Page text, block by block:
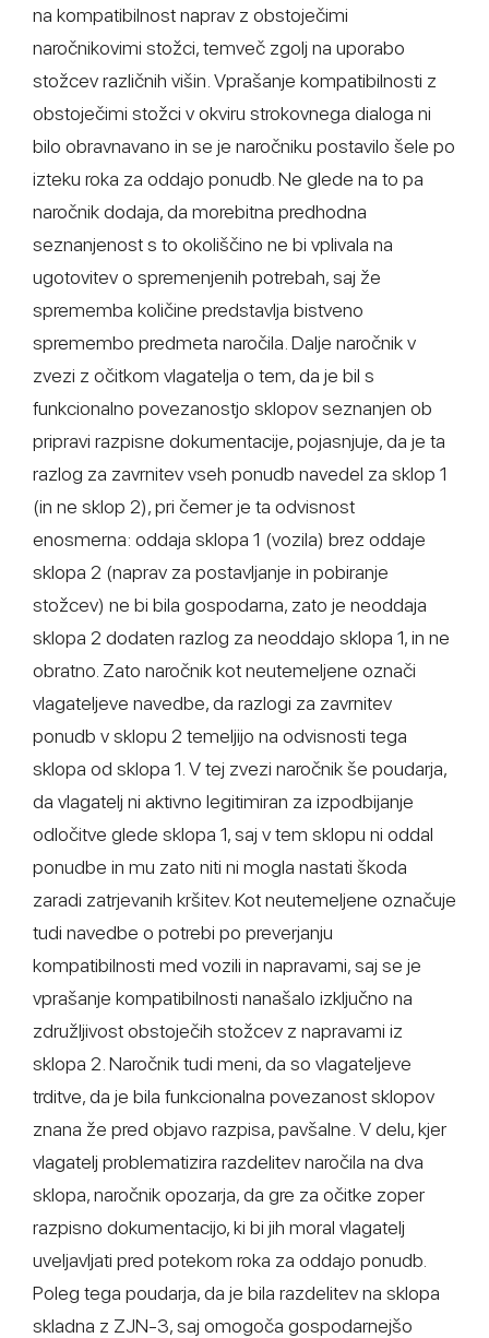
na kompatibilnost naprav z obstoječimi
naročnikovimi stožci, temveč zgolj na uporabo
stožcev različnih višin. Vprašanje kompatibilnosti z
obstoječimi stožci v okviru strokovnega dialoga ni
bilo obravnavano in se je naročniku postavilo šele po
izteku roka za oddajo ponudb. Ne glede na to pa
naročnik dodaja, da morebitna predhodna
seznanjenost s to okoliščino ne bi vplivala na
ugotovitev o spremenjenih potrebah, saj že
sprememba količine predstavlja bistveno
spremembo predmeta naročila. Dalje naročnik v
zvezi z očitkom vlagatelja o tem, da je bil s
funkcionalno povezanostjo sklopov seznanjen ob
pripravi razpisne dokumentacije, pojasnjuje, da je ta
razlog za zavrnitev vseh ponudb navedel za sklop 1
(in ne sklop 2), pri čemer je ta odvisnost
enosmerna: oddaja sklopa 1 (vozila) brez oddaje
sklopa 2 (naprav za postavljanje in pobiranje
stožcev) ne bi bila gospodarna, zato je neoddaja
sklopa 2 dodaten razlog za neoddajo sklopa 1, in ne
obratno. Zato naročnik kot neutemeljene označi
vlagateljeve navedbe, da razlogi za zavrnitev
ponudb v sklopu 2 temeljijo na odvisnosti tega
sklopa od sklopa 1. V tej zvezi naročnik še poudarja,
da vlagatelj ni aktivno legitimiran za izpodbijanje
odločitve glede sklopa 1, saj v tem sklopu ni oddal
ponudbe in mu zato niti ni mogla nastati škoda
zaradi zatrjevanih kršitev. Kot neutemeljene označuje
tudi navedbe o potrebi po preverjanju
kompatibilnosti med vozili in napravami, saj se je
vprašanje kompatibilnosti nanašalo izključno na
združljivost obstoječih stožcev z napravami iz
sklopa 2. Naročnik tudi meni, da so vlagateljeve
trditve, da je bila funkcionalna povezanost sklopov
znana že pred objavo razpisa, pavšalne. V delu, kjer
vlagatelj problematizira razdelitev naročila na dva
sklopa, naročnik opozarja, da gre za očitke zoper
razpisno dokumentacijo, ki bi jih moral vlagatelj
uveljavljati pred potekom roka za oddajo ponudb.
Poleg tega poudarja, da je bila razdelitev na sklopa
skladna z ZJN-3, saj omogoča gospodarnejšo